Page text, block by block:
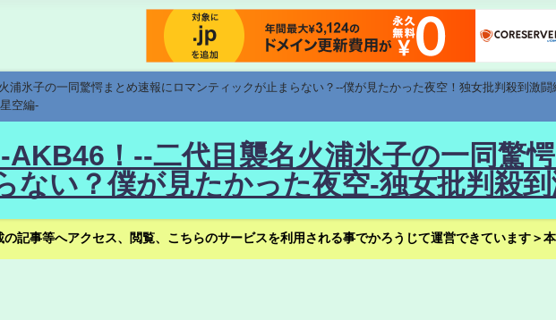
浦氷子の一同驚愕まとめ速報にロマンティックが止まらない？--僕が見たかった夜空！独女批判殺到激
空編-
！--二代目襲名火浦氷子の一同驚
ない？僕が見たかった夜空-独女批判殺
記事等へアクセス、閲覧、こちらのサービスを利用される事でかろうじて運営できています＞